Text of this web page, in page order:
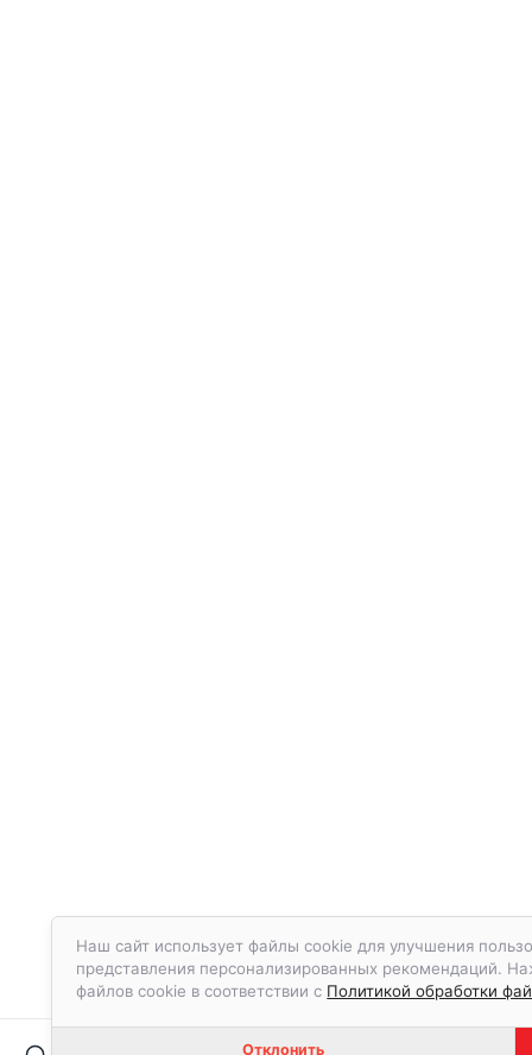
Наш сайт использует файлы cookie для улучшения
представления персонализированных рекомендаций.
файлов cookie в соответствии с Политикой обработки
Отклонить